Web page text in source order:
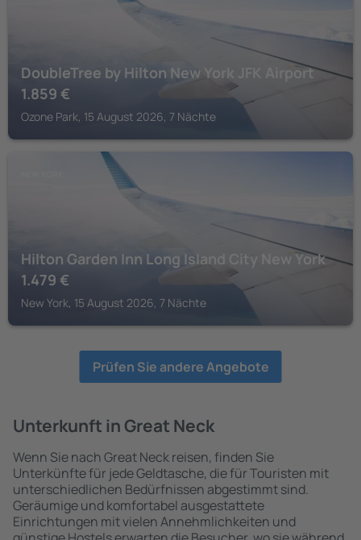
DoubleTree by Hilton New York JFK Airport
1.859 €
Ozone Park, 15 August 2026, 7 Nächte
Hilton Garden Inn Long Island City New York
1.479 €
New York, 15 August 2026, 7 Nächte
Prüfen Sie andere Angebote
Unterkunft in Great Neck
Wenn Sie nach Great Neck reisen, finden Sie
Unterkünfte für jede Geldtasche, die für Touristen mit
unterschiedlichen Bedürfnissen abgestimmt sind.
Geräumige und komfortabel ausgestattete
Einrichtungen mit vielen Annehmlichkeiten und